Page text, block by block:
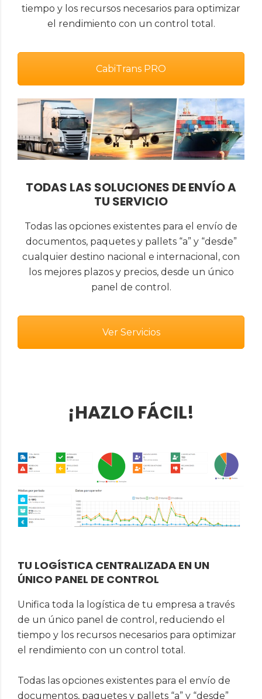
tiempo y los recursos necesarios para optimizar
el rendimiento con un control total.
CabiTrans PRO
TODAS LAS SOLUCIONES DE ENVÍO A
TU SERVICIO
Todas las opciones existentes para el envío de
documentos, paquetes y pallets “a” y “desde”
cualquier destino nacional e internacional, con
los mejores plazos y precios, desde un único
panel de control.
Ver Servicios
¡HAZLO FÁCIL!
TU LOGÍSTICA CENTRALIZADA EN UN
ÚNICO PANEL DE CONTROL
Unifica toda la logística de tu empresa a través
de un único panel de control, reduciendo el
tiempo y los recursos necesarios para optimizar
el rendimiento con un control total.
Todas las opciones existentes para el envío de
documentos, paquetes y pallets “a” y “desde”